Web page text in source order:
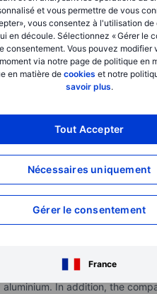
et vous permettre de vous
vous consentez à l'utilisation
en découle. Sélectionnez « Gérer le
consentement. Vous pouvez modifier
via notre page de politique en
en matière de cookies et notre
savoir plus.
Tout Accepter
Nécessaires uniquement
Gérer le consentement
France
XXXXXXX
XXXXXXX
XXXXXXX
XXXXXXX
XXXXXXX
XXXXXXX
Ouvrir un
servicing steel, stainless
the construction and
In addition, the